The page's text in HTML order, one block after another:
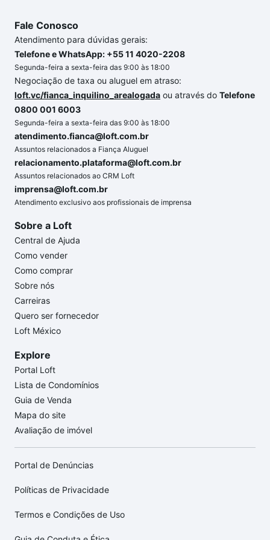
Fale Conosco
Atendimento para dúvidas gerais:
Telefone e WhatsApp: +55 11 4020-2208
Segunda-feira a sexta-feira das 9:00 às 18:00
Negociação de taxa ou aluguel em atraso:
loft.vc/fianca_inquilino_arealogada ou através do Telefone
0800 001 6003
Segunda-feira a sexta-feira das 9:00 às 18:00
atendimento.fianca@loft.com.br
Assuntos relacionados a Fiança Aluguel
relacionamento.plataforma@loft.com.br
Assuntos relacionados ao CRM Loft
imprensa@loft.com.br
Atendimento exclusivo aos profissionais de imprensa
Sobre a Loft
Central de Ajuda
Como vender
Como comprar
Sobre nós
Carreiras
Quero ser fornecedor
Loft México
Explore
Portal Loft
Lista de Condomínios
Guia de Venda
Mapa do site
Avaliação de imóvel
Portal de Denúncias
Políticas de Privacidade
Termos e Condições de Uso